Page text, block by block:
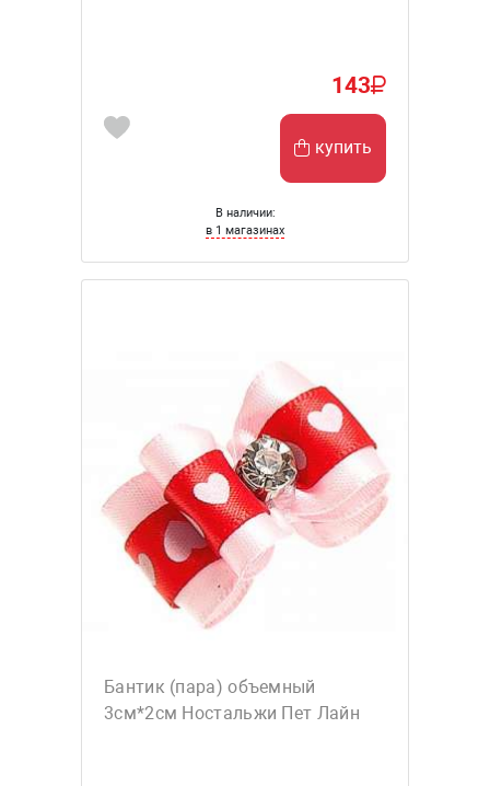
143
купить
В наличии:
в 1 магазинах
Бантик (пара) объемный
3см*2см Ностальжи Пет Лайн